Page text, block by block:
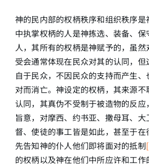
神的民内部的权柄秩序和组织秩序是
中执掌权柄的人是神拣选、装备、保
人，其所有的权柄是神赋予的，虽
受会通常体现在民众对其的认同，
自于民众，不因民众的支持而产生、
对而消亡。神设定的权柄，其来源不
认同，其真伪不受制于被造物的反应
旨意，对摩西、约书亚、撒母耳、
督、使徒的事工皆是如此，甚至于
先告知神的仆人他们即将面对的抵制
的权柄以及神在他们中所应许和工作